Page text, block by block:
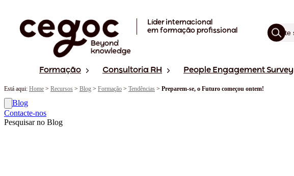
Líder internacional
em formação profissional
Formação Consultoria RH People Engagement Survey
Está aqui: Home > Recursos > Blog > Formação > Tendências > Preparem-se, o Futuro começou ontem!
Blog
Contacte-nos
Pesquisar no Blog